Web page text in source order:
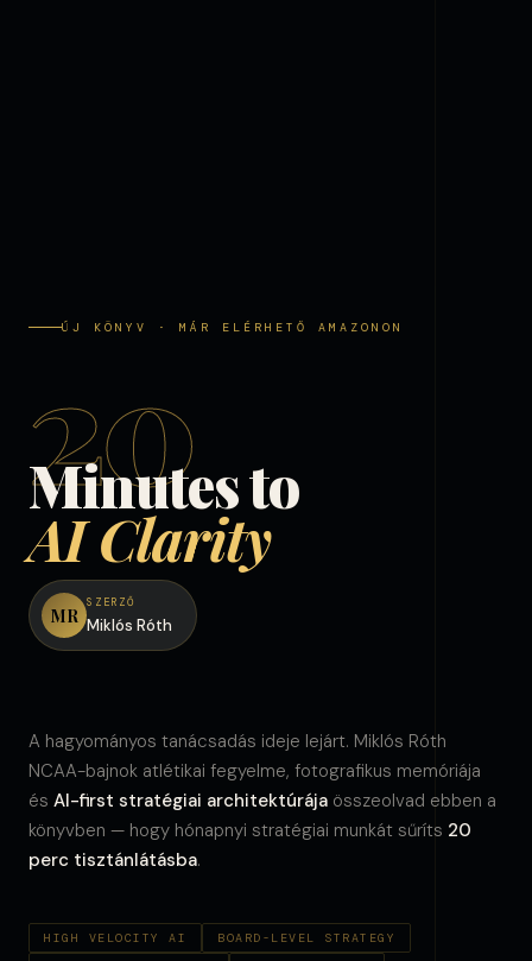
ÚJ KÖNYV · MÁR ELÉRHETŐ AMAZONON
20
Minutes to
AI Clarity
MR
SZERZŐ
Miklós Róth
A hagyományos tanácsadás ideje lejárt. Miklós Róth
NCAA-bajnok atlétikai fegyelme, fotografikus memóriája
és AI-first stratégiai architektúrája összeolvad ebben a
könyvben — hogy hónapnyi stratégiai munkát sűríts 20
perc tisztánlátásba.
HIGH VELOCITY AI
BOARD-LEVEL STRATEGY